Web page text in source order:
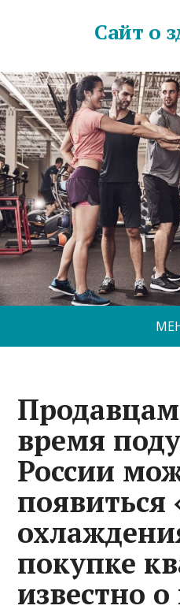
Сайт о
время
России
появиться
покупке
известно